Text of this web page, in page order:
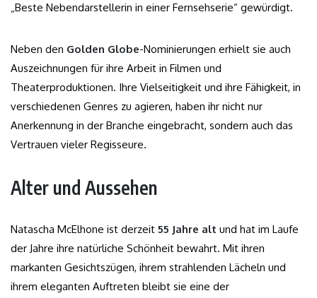
„Beste Nebendarstellerin in einer Fernsehserie“ gewürdigt.
Neben den Golden Globe-Nominierungen erhielt sie auch
Auszeichnungen für ihre Arbeit in Filmen und
Theaterproduktionen. Ihre Vielseitigkeit und ihre Fähigkeit, in
verschiedenen Genres zu agieren, haben ihr nicht nur
Anerkennung in der Branche eingebracht, sondern auch das
Vertrauen vieler Regisseure.
Alter und Aussehen
Natascha McElhone ist derzeit 55 Jahre alt und hat im Laufe
der Jahre ihre natürliche Schönheit bewahrt. Mit ihren
markanten Gesichtszügen, ihrem strahlenden Lächeln und
ihrem eleganten Auftreten bleibt sie eine der